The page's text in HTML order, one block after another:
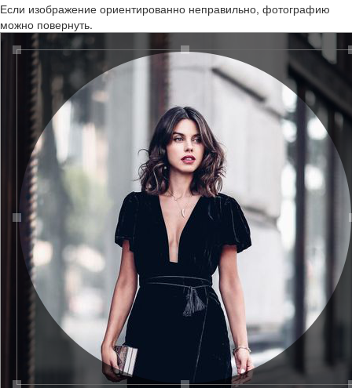
Если изображение ориентированно неправильно, фотографию
можно повернуть.